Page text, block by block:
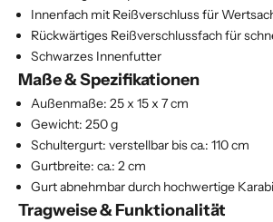
Innenfach mit Reißverschluss für
Rückwärtiges Reißverschlussfach für
Schwarzes Innenfutter
Maße & Spezifikationen
Außenmaße: 25 x 15 x 7 cm
Gewicht: 250 g
Schultergurt: verstellbar bis ca.: 110 cm
Gurtbreite: ca.: 2 cm
Gurt abnehmbar durch hochwertige
Tragweise & Funktionalität